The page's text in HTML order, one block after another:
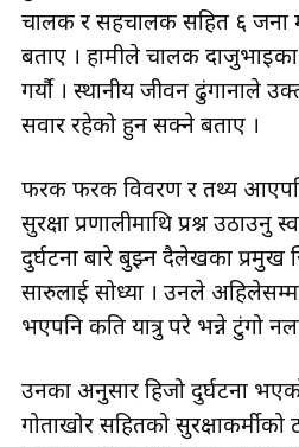
चालक र सहचालक सहित ६ जना
बताए । हामीले चालक
गर्यौ । स्थानीय जीवन ढुंगानाले
सवार रहेको हुन सक्ने बताए ।
फरक फरक विवरण र तथ्य
सुरक्षा प्रणालीमाथि प्रश्न उठाउनु
दुर्घटना बारे बुझ्न दैलेखका प्रमुख
सारुलाई सोध्यौँ । उनले
भएपनि कति यात्रु परे भन्ने टुंगो
उनका अनुसार हिजो दुर्घटना
गोताखोर सहितको सुरक्षाकर्मीको